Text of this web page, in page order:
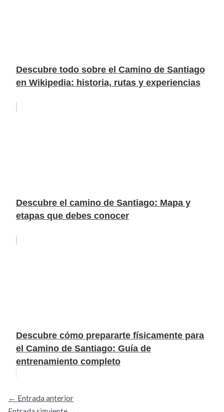
Descubre todo sobre el Camino de Santiago
en Wikipedia: historia, rutas y experiencias
Descubre el camino de Santiago: Mapa y
etapas que debes conocer
Descubre cómo prepararte físicamente para
el Camino de Santiago: Guía de
entrenamiento completo
← Entrada anterior